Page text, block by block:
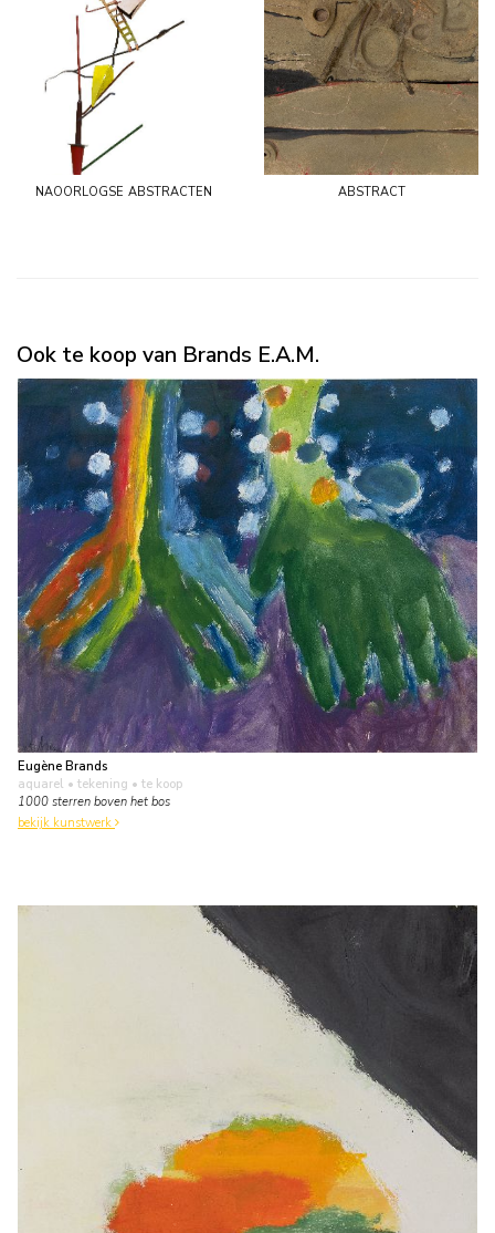
naoorlogse abstracten abstract
Ook te koop van Brands E.A.M.
Eugène Brands
aquarel • tekening • te koop
1000 sterren boven het bos
bekijk kunstwerk